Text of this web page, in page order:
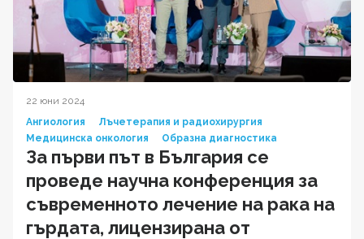
22 юни 2024
Ангиология
Лъчетерапия и радиохирургия
Медицинска онкология
Образна диагностика
За първи път в България се
проведе научна конференция за
съвременното лечение на рака на
гърдата, лицензирана от